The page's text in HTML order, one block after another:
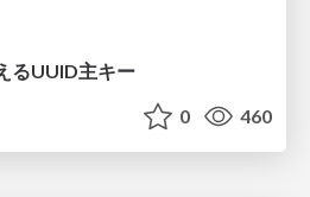
るUUID主キー
0 460